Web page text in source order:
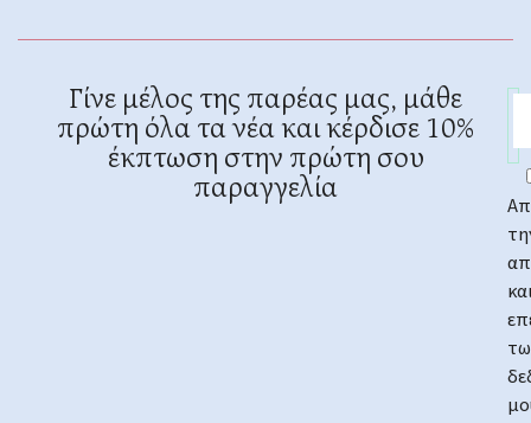
Γίνε μέλος της παρέας μας, μάθε
πρώτη όλα τα νέα και κέρδισε 10%
έκπτωση στην πρώτη σου
παραγγελία